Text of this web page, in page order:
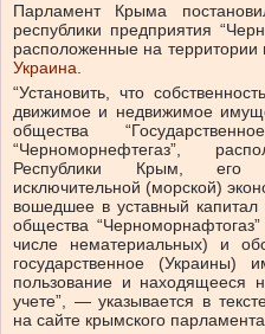
Парламент Крыма
республики предприятия
расположенные на территории
Украина.
“Установить, что
движимое и недвижимое
общества
“Черноморнефтегаз”,
Республики Крым, его
исключительной (морской)
вошедшее в уставный капитал
общества
числе нематериальных) и
государственное
пользование и находящееся
учете”, — указывается в
на сайте крымского